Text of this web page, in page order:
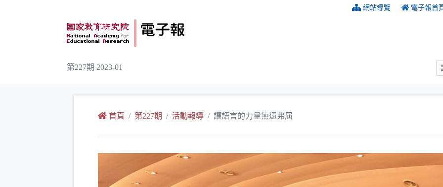
網站導覽 電子報首
第227期 2023-01
首頁 第227期 活動報導 讓語言的力量無遠弗屆